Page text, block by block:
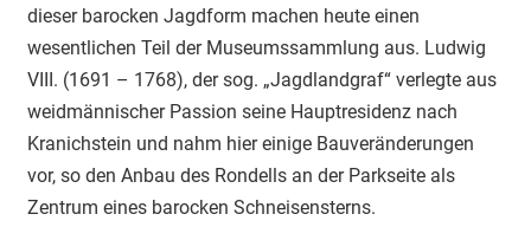
dieser barocken Jagdform machen heute einen
wesentlichen Teil der Museumssammlung aus. Ludwig
VIII. (1691 – 1768), der sog. „Jagdlandgraf“ verlegte aus
weidmännischer Passion seine Hauptresidenz nach
Kranichstein und nahm hier einige Bauveränderungen
vor, so den Anbau des Rondells an der Parkseite als
Zentrum eines barocken Schneisensterns.